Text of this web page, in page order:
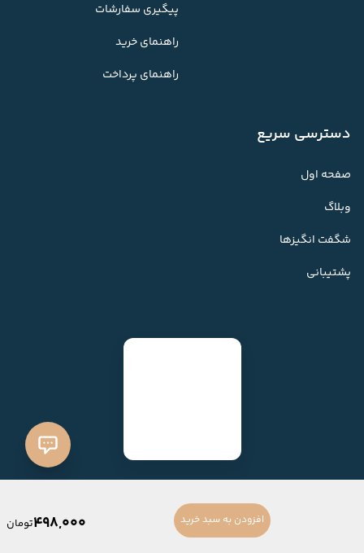
498,000تومان افزودن به سبد خرید
پیگیری سفارشات
راهنمای خرید
راهنمای پرداخت
دسترسی سریع
صفحه اول
وبلاگ
شگفت انگیزها
پشتیبانی
ساخته شده بافروشگاه ساز میهن شاپ